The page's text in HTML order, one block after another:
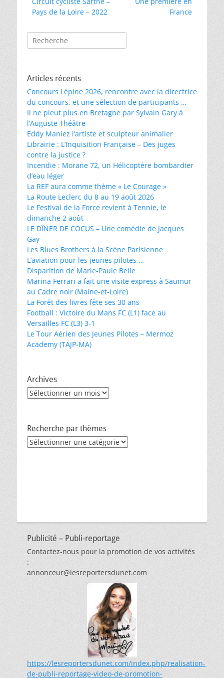
de
l’article
précédent :
Pays de la Loire – 2022
France
Rechercher :
Articles récents
Concours Lépine 2026, rencontre avec la directrice
du concours, et une sélection de participants …
Il ne pleut plus en Bretagne par Sylvain Gary à
l’Auguste Théâtre
Eddy Maniez l’artiste et sculpteur animalier
Librairie : L’Inquisition Française – Des juges
contre la justice ?
Incendie : Morane 72, un Hélicoptère bombardier
d’eau léger
La REF aura comme thème « Le Courage »
La Route Leclerc du 8 au 19 août 2026
Le Festival de la Force revient à Tennie, le
dimanche 2 août
LE DÎNER DE COCUS – Une comédie de Jacques
Gay
Les Blues Brothers à la Scène Parisienne
L’aviation pour les jeunes pilotes …
Disparition de Marie-Paule Belle
Marina Ferrari a fait une visite express à Saumur
au Cadre noir (Maine-et-Loire)
La Forêt des livres fête ses 30 ans
Football : Victoire du Mans FC (L1) face au
Versailles FC (L3) 3-1
Le Tour Aérien des Jeunes Pilotes – Mermoz
Academy (TAJP-MA)
Archives
Archives
Recherche par thèmes
Recherche
Publicité – Publi-reportage
Contactez-nous pour la promotion de vos activités
:
annonceur@lesreportersdunet.com
https://lesreportersdunet.com/index.php/realisation-
de-publi-reportage-video-de-promotion-